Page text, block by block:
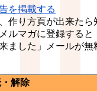
を掲載する
作り方頁が出来たら
ルマガに登録すると
ました」メールが無
解除